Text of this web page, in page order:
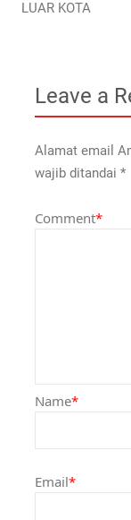
LUAR KOTA
Leave a
Alamat email
wajib ditandai *
Comment*
Name*
Email*